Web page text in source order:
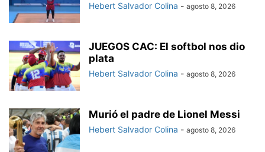
Hebert Salvador Colina - agosto 8, 2026
JUEGOS CAC: El softbol nos dio
plata
Hebert Salvador Colina - agosto 8, 2026
Murió el padre de Lionel Messi
Hebert Salvador Colina - agosto 8, 2026